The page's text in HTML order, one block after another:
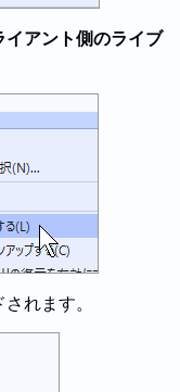
イアント側のライブ
れます。